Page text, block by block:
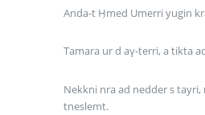
Anda-t Ḥmed Umerri yugin
Tamara ur d aγ-terri, a tikta
Nekkni nra ad nedder s tayri,
tneslemt.